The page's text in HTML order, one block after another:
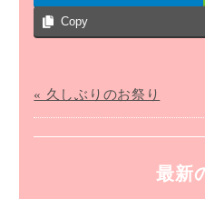
Copy
« 久しぶりのお祭り
最新